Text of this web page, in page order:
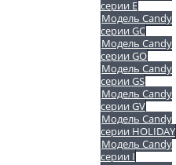
серии E
Модель Candy
серии GC
Модель Candy
серии GO
Модель Candy
серии GS
Модель Candy
серии GV
Модель Candy
серии HOLIDAY
Модель Candy
серии I